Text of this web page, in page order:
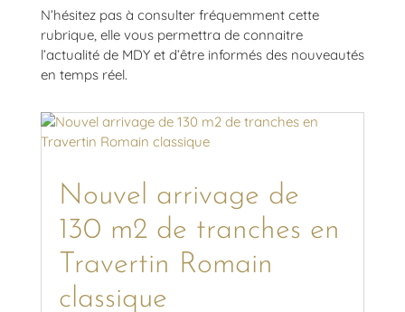
N’hésitez pas à consulter fréquemment cette
rubrique, elle vous permettra de connaitre
l’actualité de MDY et d’être informés des nouveautés
en temps réel.
Nouvel arrivage de
130 m2 de tranches en
Travertin Romain
classique